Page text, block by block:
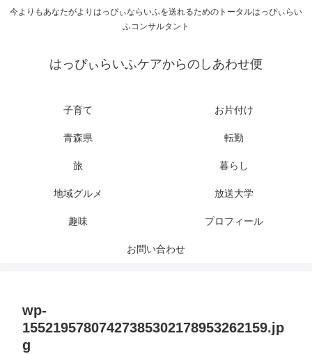
今よりもあなたがよりはっぴぃならいふを送れるためのトータルはっぴぃらい
ふコンサルタント
はっぴぃらいふケアからのしあわせ便
子育て お片付け
青森県 転勤
旅 暮らし
地域グルメ 放送大学
趣味 プロフィール
お問い合わせ
wp-
15521957807427385302178953262159.jp
g